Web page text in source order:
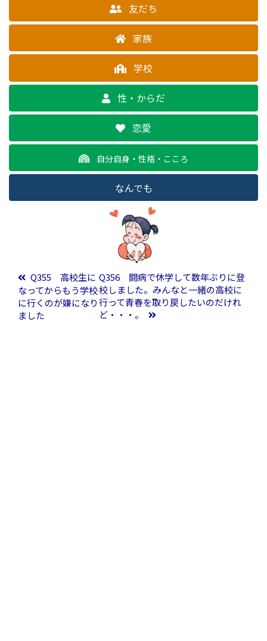
友だち
家族
学校
性・からだ
恋愛
自分自身・性格・こころ
なんでも
投稿ナビゲーション
Q355 高校生に
なってからもう学校
に行くのが嫌になり
ました
Q356 闘病で休学して数年ぶりに登
校しました。みんなと一緒の高校に
行って青春を取り戻したいのだけれ
ど・・・。